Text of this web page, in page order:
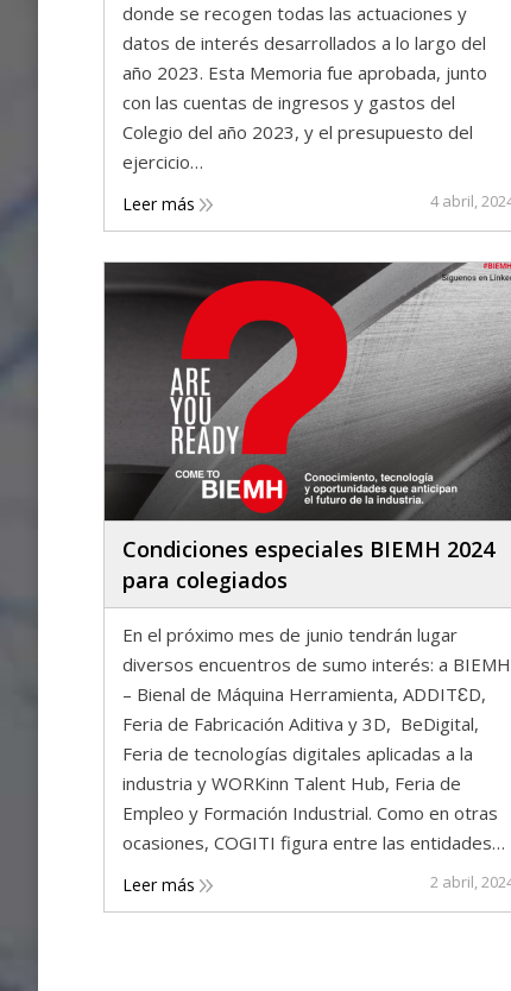
donde se recogen todas las actuaciones y
datos de interés desarrollados a lo largo del
año 2023. Esta Memoria fue aprobada, junto
con las cuentas de ingresos y gastos del
Colegio del año 2023, y el presupuesto del
ejercicio…
Leer más 4 abril,
Condiciones especiales BIEMH 2024
para colegiados
En el próximo mes de junio tendrán lugar
diversos encuentros de sumo interés: a BIEMH
– Bienal de Máquina Herramienta, ADDITƐD,
Feria de Fabricación Aditiva y 3D, BeDigital,
Feria de tecnologías digitales aplicadas a la
industria y WORKinn Talent Hub, Feria de
Empleo y Formación Industrial. Como en otras
ocasiones, COGITI figura entre las entidades…
Leer más 2 abril,